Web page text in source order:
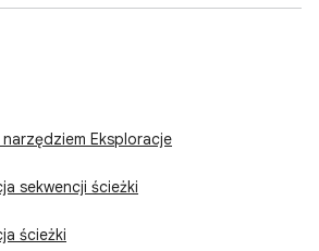
Eksploracje
sekwencji ścieżki
ścieżki